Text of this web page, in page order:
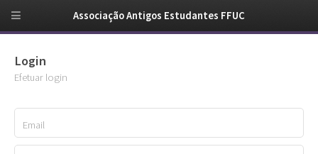
Login
Efetuar login
Associação Antigos Estudantes FFUC